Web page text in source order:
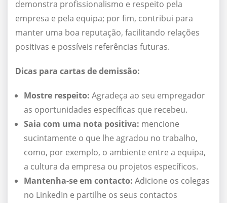
demonstra profissionalismo e respeito pela
empresa e pela equipa; por fim, contribui para
manter uma boa reputação, facilitando relações
positivas e possíveis referências futuras.
Dicas para cartas de demissão:
Mostre respeito: Agradeça ao seu empregador
as oportunidades específicas que recebeu.
Saia com uma nota positiva: mencione
sucintamente o que lhe agradou no trabalho,
como, por exemplo, o ambiente entre a equipa,
a cultura da empresa ou projetos específicos.
Mantenha-se em contacto: Adicione os colegas
no LinkedIn e partilhe os seus contactos